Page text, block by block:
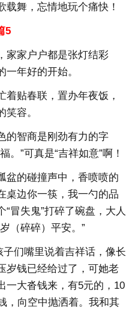
舞，忘情地玩个痛快！
5
家家户户都是张灯结彩
年好的开始。
着贴春联，置办年夜饭，
容。
的智商是刚劲有力的字
。”可真是“吉祥如意”啊！
盆的碰撞声中，香喷喷的
桌边你一筷，我一勺的品
冒失鬼”打碎了碗盘，大人
（碎碎）平安。”
子们嘴里说着吉祥话，像长
岁钱已经给过了，可她老
一大沓钱来，有5元的，10
，向空中抛洒着。我和其